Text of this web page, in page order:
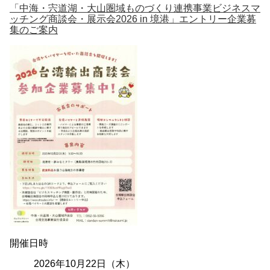
「中海・宍道湖・大山圏域ものづくり連携事業ビジネスマ
ッチング商談会・展示会2026 in 境港」エントリー企業募
集のご案内
開催日時
2026年10月22日（木）